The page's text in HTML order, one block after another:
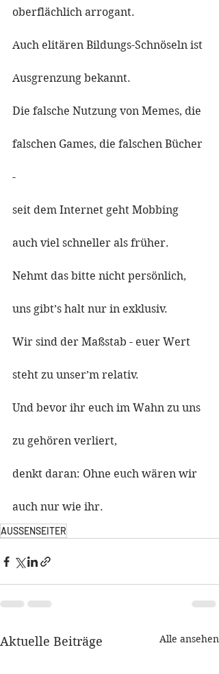
oberflächlich arrogant.
Auch elitären Bildungs-Schnöseln ist
Ausgrenzung bekannt.
Die falsche Nutzung von Memes, die
falschen Games, die falschen Bücher
-
seit dem Internet geht Mobbing
auch viel schneller als früher.
Nehmt das bitte nicht persönlich,
uns gibt’s halt nur in exklusiv.
Wir sind der Maßstab - euer Wert
steht zu unser’m relativ.
Und bevor ihr euch im Wahn zu uns
zu gehören verliert,
denkt daran: Ohne euch wären wir
auch nur wie ihr.
AUSSENSEITER
Aktuelle Beiträge Alle ansehen